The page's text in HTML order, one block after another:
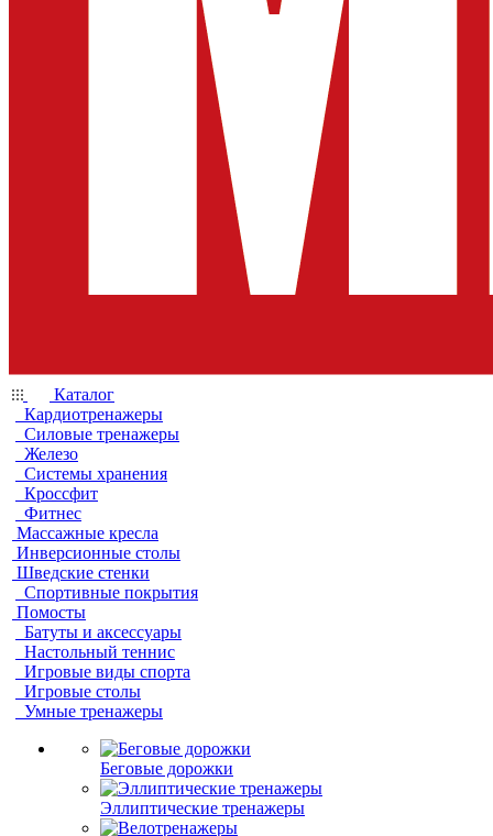
Каталог
Кардиотренажеры
Силовые тренажеры
Железо
Системы хранения
Кроссфит
Фитнес
Массажные кресла
Инверсионные столы
Шведские стенки
Спортивные покрытия
Помосты
Батуты и аксессуары
Настольный теннис
Игровые виды спорта
Игровые столы
Умные тренажеры
Беговые дорожки
Эллиптические тренажеры